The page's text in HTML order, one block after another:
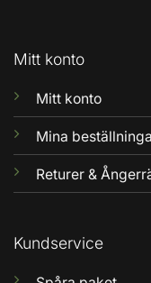
Mitt konto
Mitt konto
Mina
Returer &
Kundservice